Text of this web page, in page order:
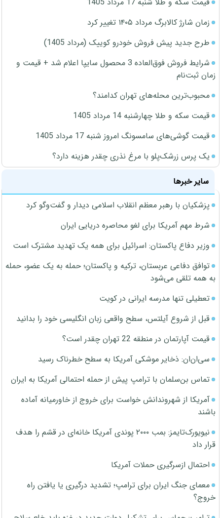
زمان شارژ کالابرگ مرداد ۱۴۰۵ تغییر کرد
طرح جدید پیش فروش خودرو کوییک (مرداد 1405)
شرایط فروش فوق‌العاده 3 محصول سایپا اعلام شد + قیمت و
زمان ثبت‌نام
محبوب‌ترین محله‌های تهران کدامند؟
قیمت سکه و طلا چهارشنبه 14 مرداد 1405
قیمت گوشی‌های سامسونگ امروز شنبه 17 مرداد 1405
یک پرس زرشک‌پلو با مرغ نذری چقدر هزینه دارد؟
سایر خبرها
پزشکیان با رهبر معظم انقلاب اسلامی دیدار و گفت‌وگو کرد
شرط مهم آمریکا برای لغو محاصره دریایی ایران
وزیر دفاع پاکستان: اسرائیل برای همه یک تهدید مشترک است
توافق دفاعی عربستان، ترکیه و پاکستان؛ حمله به یک عضو، حمله
به همه تلقی می‌شود
تعطیلی تنها مدرسه ایرانی در کویت
قبل از شروع آیلتس، سطح واقعی زبان انگلیسی خود را بدانید
قیمت آپارتمان در منطقه 22 تهران چقدر است؟
سی‌ان‌ان: ذخایر موشکی آمریکا به سطح خطرناک رسید
تماس بن‌سلمان با ترامپ پیش از حمله احتمالی آمریکا به ایران
آمریکا از شهروندانش خواست برای خروج از خاورمیانه آماده
باشند
نیویورک‌تایمز: بمب ۲۰۰۰ پوندی آمریکا خانه‌ای در قشم را هدف
قرار داد
احتمال ازسرگیری حملات آمریکا
معمای جنگ ایران برای ترامپ؛ تشدید درگیری یا یافتن راه
خروج؟